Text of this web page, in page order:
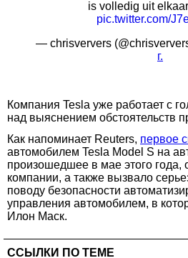
is volledig uit
pic.twitter.com/
— chrisververs
г.
Компания Tesla уже работает с
над выяснением обстоятельств
Как напоминает Reuters, первое
автомобилем Tesla Model S на
произошедшее в мае этого года,
компании, а также вызвало
поводу безопасности
управления автомобилем, в
Илон Маск.
ССЫЛКИ ПО ТЕМЕ